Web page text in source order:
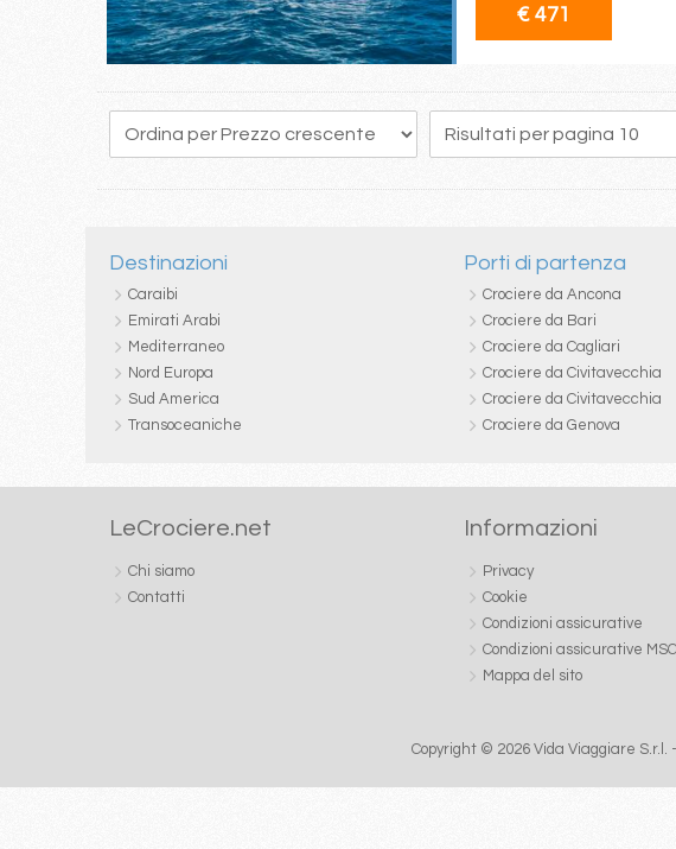
€ 471
25 26 27 28 30 31 32 33
Destinazioni
Caraibi
Emirati Arabi
Mediterraneo
Nord Europa
Sud America
Transoceaniche
Porti di partenza
Crociere da Ancona
Crociere da Bari
Crociere da Cagliari
Crociere da Civitavecchia
Crociere da Civitavecchia
Crociere da Genova
LeCrociere.net
Chi siamo
Contatti
Informazioni
Privacy
Cookie
Condizioni assicurative
Condizioni assicurative MSC
Mappa del sito
Copyright © 2026 Vida Viaggiare S.r.l.